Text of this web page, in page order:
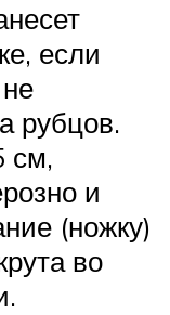
если
рубцов.
см,
и
(ножку)
во